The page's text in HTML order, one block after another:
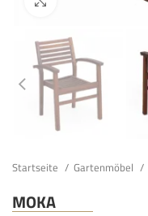
Startseite Gartenmöbel
MOKA